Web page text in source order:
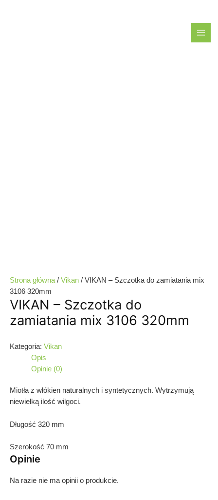
Strona główna / Vikan / VIKAN – Szczotka do zamiatania mix
3106 320mm
VIKAN – Szczotka do
zamiatania mix 3106 320mm
Kategoria: Vikan
Opis
Opinie (0)
Miotła z włókien naturalnych i syntetycznych. Wytrzymują
niewielką ilość wilgoci.
Długość 320 mm
Szerokość 70 mm
Opinie
Na razie nie ma opinii o produkcie.